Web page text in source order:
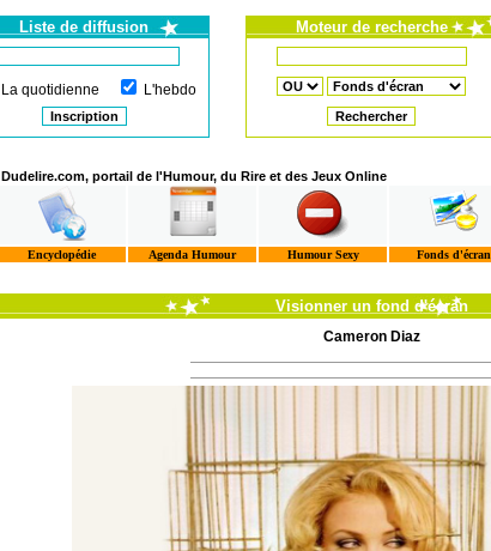
Liste de diffusion
La quotidienne L'hebdo
Moteur de recherche
Dudelire.com, portail de l'Humour, du Rire et des Jeux Online
Encyclopédie Agenda Humour Humour Sexy Fonds d'écran
Visionner un fond d'écran
Cameron Diaz